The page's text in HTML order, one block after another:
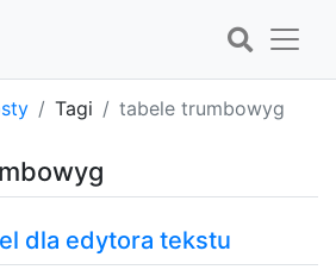
Tagi tabele trumbowyg
dla edytora tekstu